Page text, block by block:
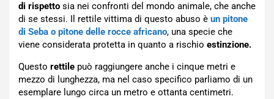
di rispetto sia nei confronti del mondo animale, che anche
di se stessi. Il rettile vittima di questo abuso è un pitone
di Seba o pitone delle rocce africano, una specie che
viene considerata protetta in quanto a rischio estinzione.
Questo rettile può raggiungere anche i cinque metri e
mezzo di lunghezza, ma nel caso specifico parliamo di un
esemplare lungo circa un metro e ottanta centimetri.